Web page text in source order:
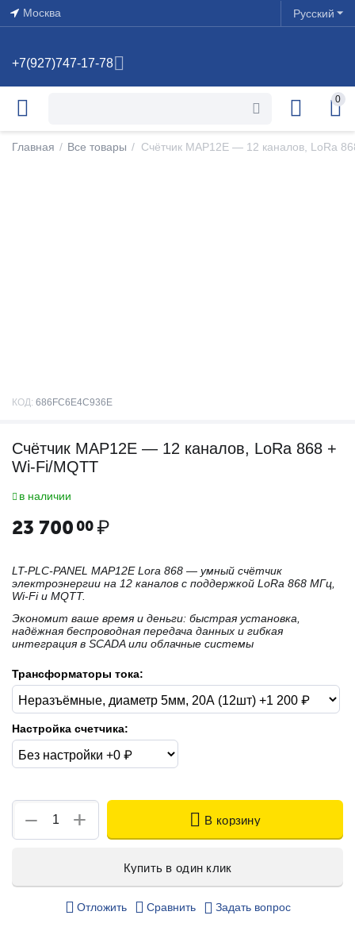
Москва Русский
+7(927)747-17-78
0
Главная / Все товары / Счётчик MAP12E — 12 каналов, LoRa
КОД: 686FC6E4C936E
Счётчик MAP12E — 12 каналов, LoRa 868 +
Wi-Fi/MQTT
в наличии
23 70000₽
LT-PLC-PANEL MAP12E Lora 868 — умный счётчик
электроэнергии на 12 каналов с поддержкой LoRa 868 МГц,
Wi-Fi и MQTT.
Экономит ваше время и деньги: быстрая установка,
надёжная беспроводная передача данных и гибкая
интеграция в SCADA или облачные системы
Трансформаторы тока:
Настройка счетчика:
+
− В корзину
Купить в один клик
Отложить Сравнить Задать вопрос